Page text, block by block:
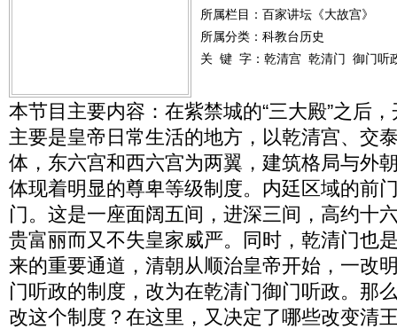
所属栏目： 百家讲坛《大故宫》
所属分类：科教台历史
关 键 字： 乾清宫 乾清门 御门听
本节目主要内容：在紫禁城的“三大殿”之后
主要是皇帝日常生活的地方，以乾清宫、交
体，东六宫和西六宫为两翼，建筑格局与外
体现着明显的尊卑等级制度。内廷区域的前
门。这是一座面阔五间，进深三间，高约十
贵富丽而又不失皇家威严。同时，乾清门也
来的重要通道，清朝从顺治皇帝开始，一改
门听政的制度，改为在乾清门御门听政。那
改这个制度？在这里，又决定了哪些改变清